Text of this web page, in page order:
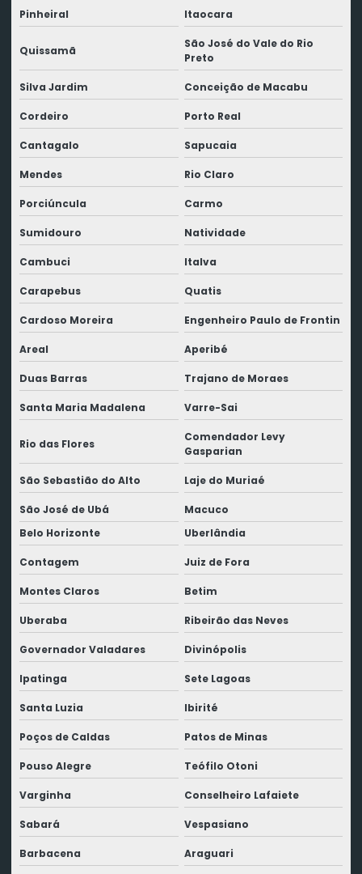
Pinheiral Itaocara
Quissamã
São José do Vale do Rio
Preto
Silva Jardim Conceição de Macabu
Cordeiro Porto Real
Cantagalo Sapucaia
Mendes Rio Claro
Porciúncula Carmo
Sumidouro Natividade
Cambuci Italva
Carapebus Quatis
Cardoso Moreira Engenheiro Paulo de Frontin
Areal Aperibé
Duas Barras Trajano de Moraes
Santa Maria Madalena Varre-Sai
Rio das Flores
Comendador Levy
Gasparian
São Sebastião do Alto Laje do Muriaé
São José de Ubá
Macuco
Belo Horizonte
Uberlândia
Contagem Juiz de Fora
Montes Claros Betim
Uberaba Ribeirão das Neves
Governador Valadares Divinópolis
Ipatinga Sete Lagoas
Santa Luzia Ibirité
Poços de Caldas Patos de Minas
Pouso Alegre Teófilo Otoni
Varginha Conselheiro Lafaiete
Sabará Vespasiano
Barbacena Araguari